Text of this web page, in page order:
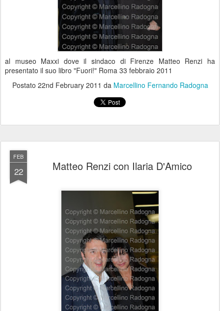
al museo Maxxi dove il sindaco di Firenze Matteo Renzi ha
presentato il suo libro "Fuori!" Roma 33 febbraio 2011
Postato 22nd February 2011 da Marcellino Fernando Radogna
FEB
22 Matteo Renzi con Ilaria D'Amico